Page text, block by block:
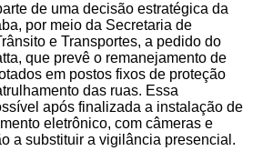
de uma decisão estratégica da
por meio da Secretaria de
e Transportes, a pedido do
que prevê o remanejamento de
em postos fixos de proteção
das ruas. Essa
após finalizada a instalação de
eletrônico, com câmeras e
a substituir a vigilância presencial.